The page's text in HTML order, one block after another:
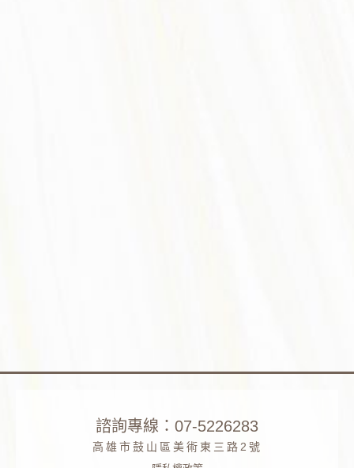
諮詢專線：07-5226283
高雄市鼓山區美術東三路2號